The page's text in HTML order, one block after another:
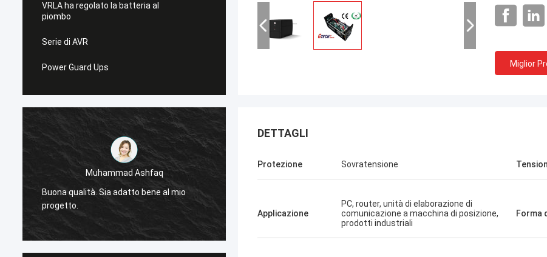
VRLA ha regolato la batteria al
piombo
Serie di AVR
Power Guard Ups
Muhammad Ashfaq
Buona qualità. Sia adatto bene al mio
progetto.
Stamatis Greece
tecnologia, la qualità è molto buona e
stabile e con buon servizio, lo apprezzo!
Miglior
DETTAGLI
Protezione Sovratensione
Applicazione
PC, router, unità di elaborazione di
comunicazione a macchina di posizione,
prodotti industriali
Forma